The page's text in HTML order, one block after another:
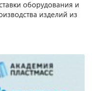
оборудования и
изделий из